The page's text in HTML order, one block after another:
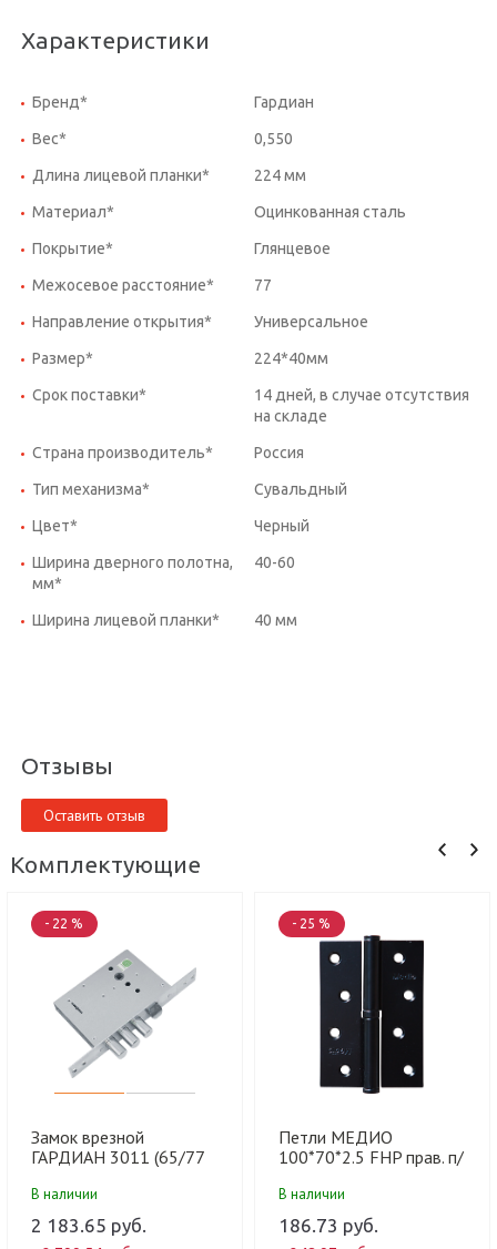
Характеристики
Бренд* Гардиан
Вес* 0,550
Длина лицевой планки* 224 мм
Материал* Оцинкованная сталь
Покрытие* Глянцевое
Межосевое расстояние* 77
Направление открытия* Универсальное
Размер* 224*40мм
Срок поставки*
14 дней, в случае отсутствия
на складе
Страна производитель* Россия
Тип механизма* Сувальдный
Цвет* Черный
Ширина дверного полотна,
мм*
40-60
Ширина лицевой планки* 40 мм
Отзывы
Оставить отзыв
Комплектующие
- 22 %
Замок врезной
ГАРДИАН 3011 (65/77
В наличии
2 183.65 руб.
- 25 %
Петли МЕДИО
100*70*2.5 FHP прав. п/
мат.черный (100 шт)
В наличии
186.73 руб.